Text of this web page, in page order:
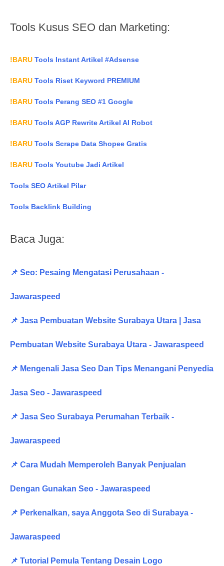
Tools Kusus SEO dan Marketing:
!BARU Tools Instant Artikel #Adsense
!BARU Tools Riset Keyword PREMIUM
!BARU Tools Perang SEO #1 Google
!BARU Tools AGP Rewrite Artikel AI Robot
!BARU Tools Scrape Data Shopee Gratis
!BARU Tools Youtube Jadi Artikel
Tools SEO Artikel Pilar
Tools Backlink Building
Baca Juga:
📌 Seo: Pesaing Mengatasi Perusahaan -
Jawaraspeed
📌 Jasa Pembuatan Website Surabaya Utara | Jasa
Pembuatan Website Surabaya Utara - Jawaraspeed
📌 Mengenali Jasa Seo Dan Tips Menangani Penyedia
Jasa Seo - Jawaraspeed
📌 Jasa Seo Surabaya Perumahan Terbaik -
Jawaraspeed
📌 Cara Mudah Memperoleh Banyak Penjualan
Dengan Gunakan Seo - Jawaraspeed
📌 Perkenalkan, saya Anggota Seo di Surabaya -
Jawaraspeed
📌 Tutorial Pemula Tentang Desain Logo